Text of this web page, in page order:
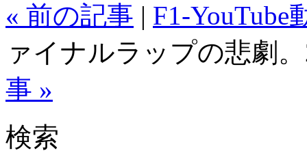
« 前の記事 | F1-YouTube
ァイナルラップの悲劇
事 »
検索